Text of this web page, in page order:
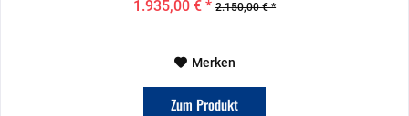
1.935,00 € * 2.150,00 € *
Merken
Zum Produkt